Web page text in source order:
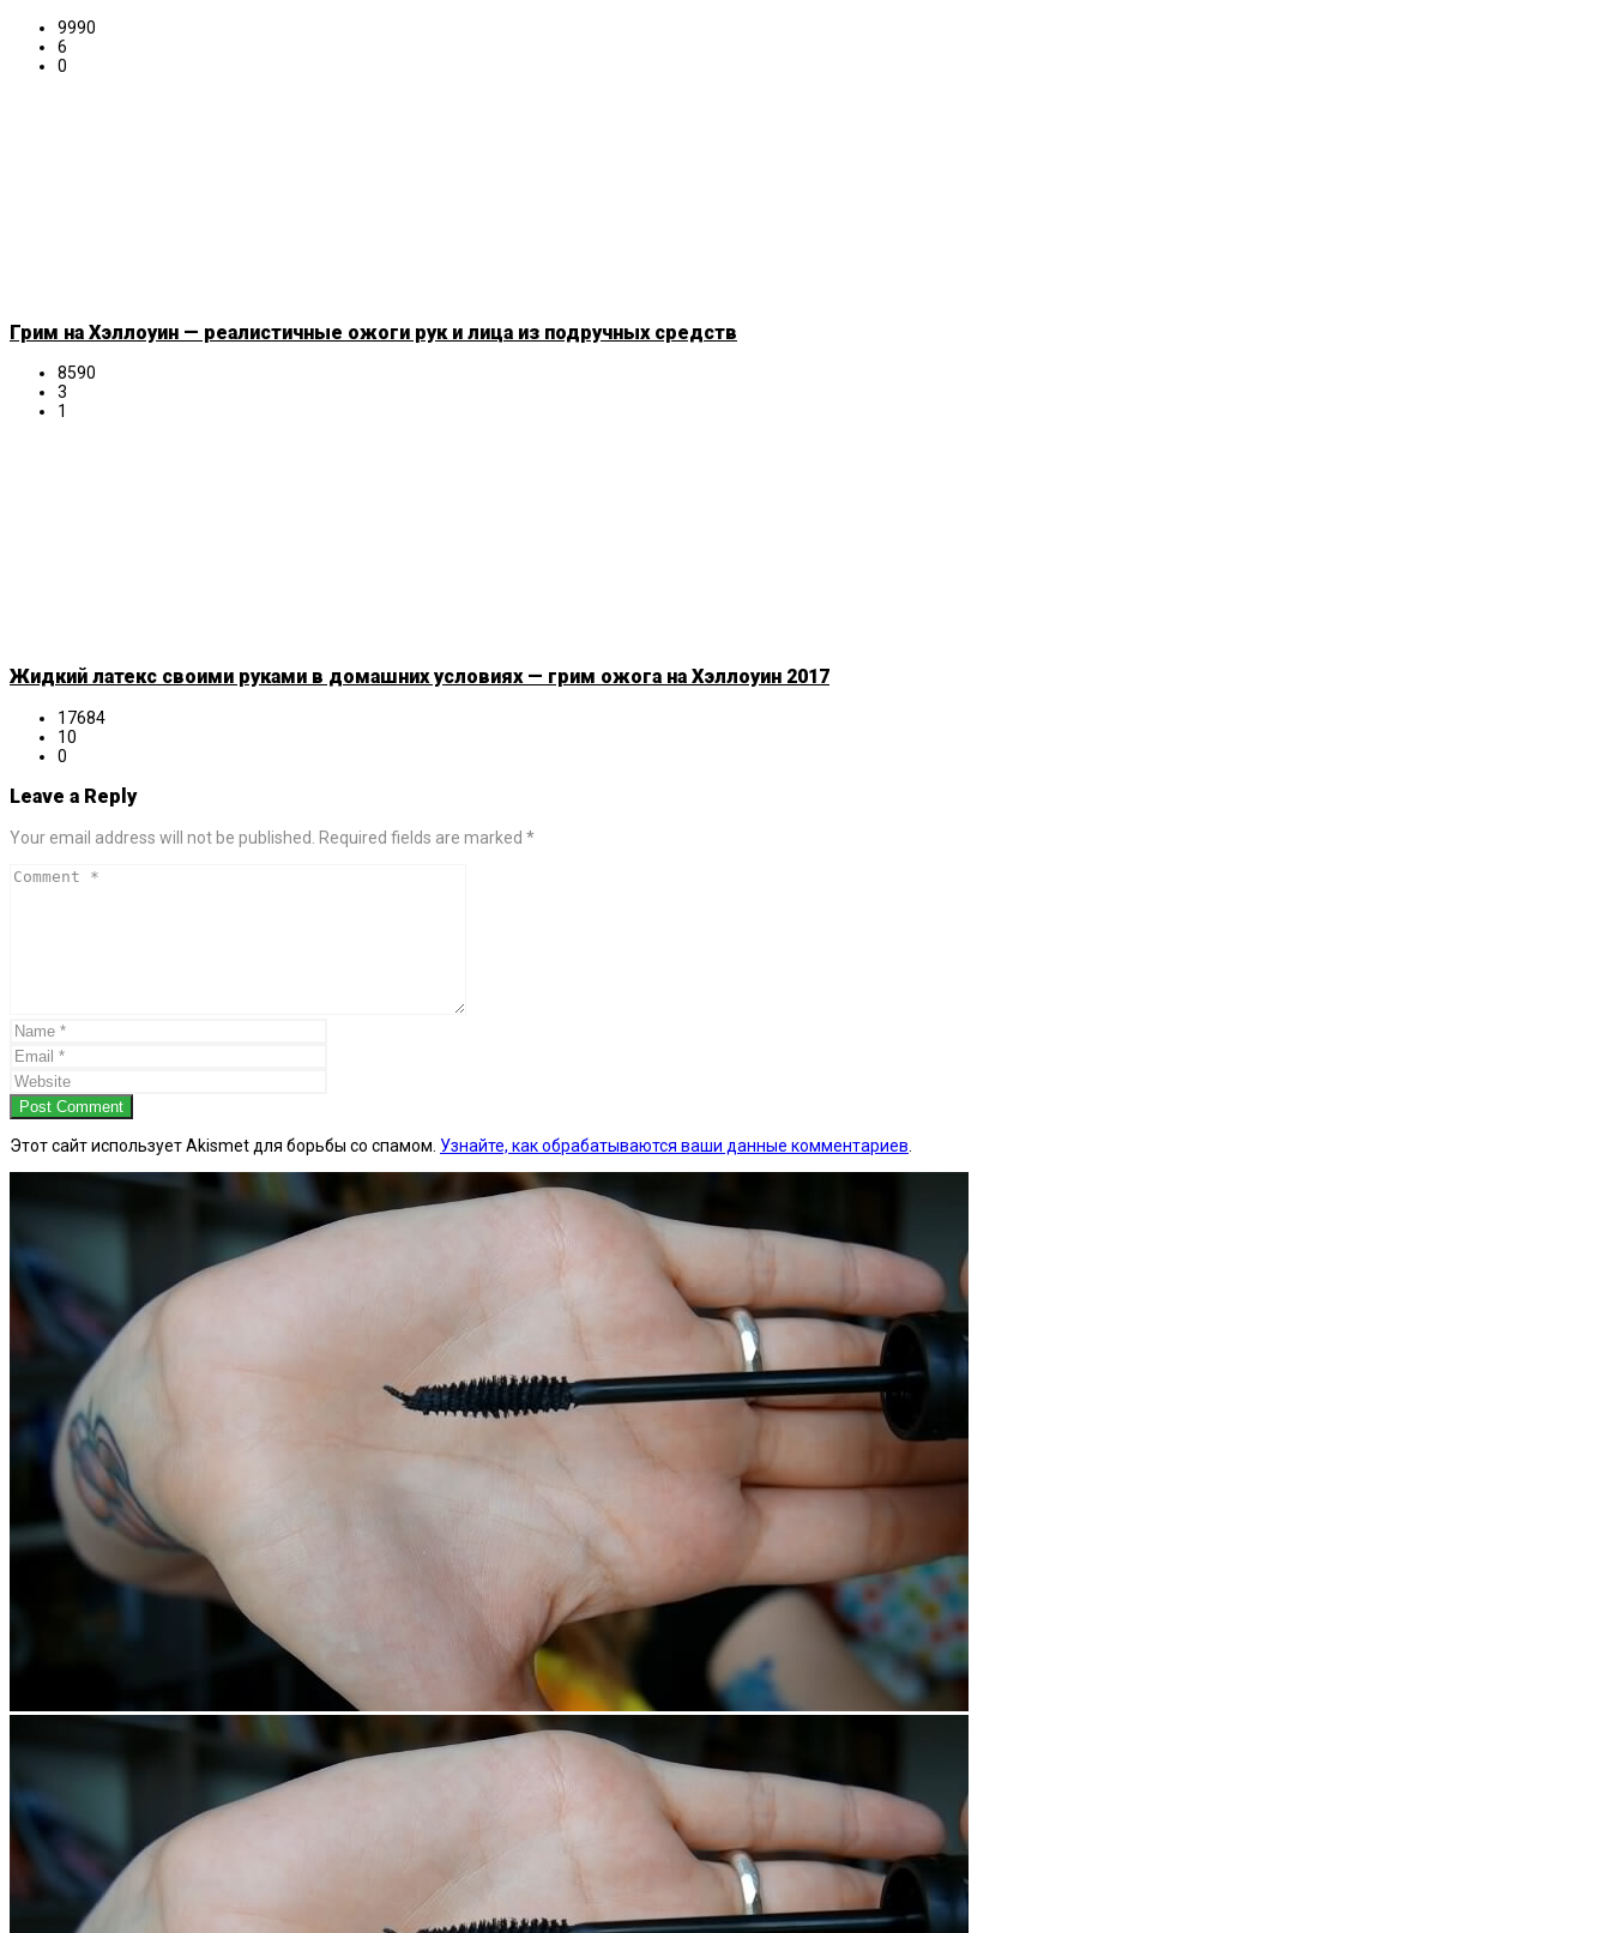
9990
6
0
Грим на Хэллоуин — реалистичные ожоги рук и лица из подручных средств
8590
3
1
Жидкий латекс своими руками в домашних условиях — грим ожога на Хэллоуин 2017
17684
10
0
Leave a Reply
Your email address will not be published. Required fields are marked *
Post Comment
Этот сайт использует Akismet для борьбы со спамом. Узнайте, как обрабатываются ваши данные комментариев